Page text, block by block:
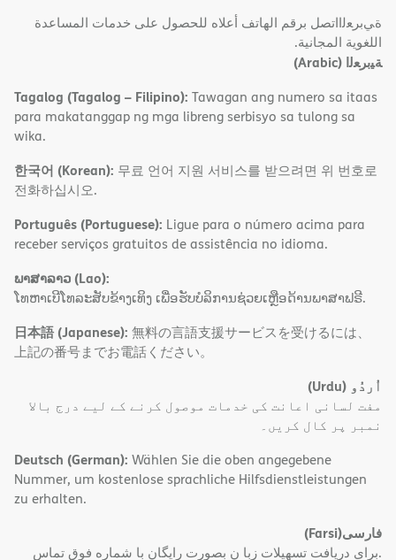
ةﻲﺑﺮﻌﻟااﺗﺼﻞ ﺑﺮﻗﻢ اﻟﮭﺎﺗﻒ أﻋﻼه ﻟﻠﺤﺼﻮل ﻋﻠﻰ ﺧﺪﻣﺎت اﻟﻤﺴﺎﻋﺪة
اﻟﻠﻐﻮﯾﺔ اﻟﻤﺠﺎﻧﯿﺔ.
ﺔﯿﺑﺮﻌﻟا (Arabic)
Tagalog (Tagalog – Filipino): Tawagan ang numero sa itaas
para makatanggap ng mga libreng serbisyo sa tulong sa
wika.
한국어 (Korean): 무료 언어 지원 서비스를 받으려면 위 번호로
전화하십시오.
Português (Portuguese): Ligue para o número acima para
receber serviços gratuitos de assistência no idioma.
ພາສາລາວ (Lao):
ໂທຫາເບີໂທລະສັບຂ້າງເທິງ ເພື່ອຮັບບໍລິການຊ່ວຍເຫຼືອດ້ານພາສາຟຣີ.
日本語 (Japanese): 無料の言語支援サービスを受けるには、
上記の番号までお電話ください。
اُردُو (Urdu)
مفت لسانی اعانت کی خدمات موصول کرنے کے لیے درج بالا
نمبر پر کال کریں۔
Deutsch (German): Wählen Sie die oben angegebene
Nummer, um kostenlose sprachliche Hilfsdienstleistungen
zu erhalten.
فارسی(Farsi)
.برای دریافت تسهیلات زبا ن بصورت رایگان با شماره فوق تماس